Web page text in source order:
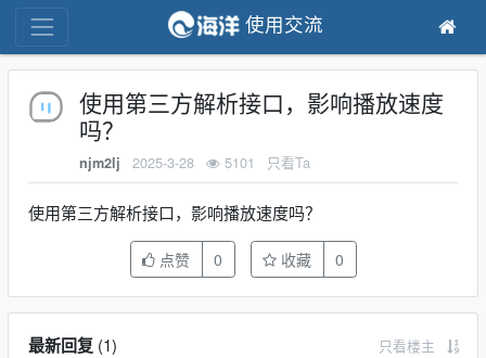
使用交流
使用第三方解析接口，影响播放速度
吗？
njm2lj 2025-3-28 5101 只看Ta
使用第三方解析接口，影响播放速度吗？
点赞 0 收藏 0
最新回复(1) 只看楼主